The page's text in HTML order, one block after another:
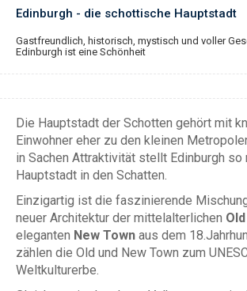
Edinburgh - die schottische Hauptstadt
Gastfreundlich, historisch, mystisch und voller
Edinburgh ist eine Schönheit
Die Hauptstadt der Schotten gehört mit
Einwohner eher zu den kleinen
in Sachen Attraktivität stellt Edinburgh so
Hauptstadt in den Schatten.
Einzigartig ist die faszinierende
neuer Architektur der mittelalterlichen
eleganten New Town aus dem
zählen die Old und New Town zum
Weltkulturerbe.